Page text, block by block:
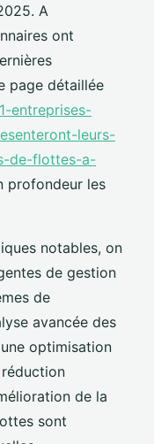
A
ont
page détaillée
entreprises-
leurs-
de-flottes-a-
profondeur les
notables, on
de gestion
de
avancée des
optimisation
de la
sont